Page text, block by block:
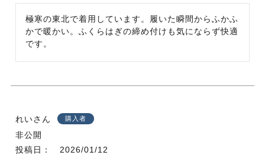
極寒の東北で着用しています。履いた瞬間からふかふ
かで暖かい。ふくらはぎの締め付けも気にならず快適
です。
れい 購入者
非公開
投稿日
2026/01/12